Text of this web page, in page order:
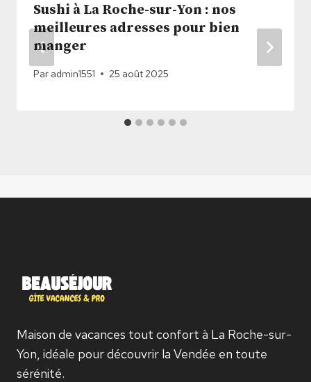
Sushi à La Roche-sur-Yon : nos
meilleures adresses pour bien
manger
Par admin1551 25 août 2025
Maison de vacances tout confort à La Roche-sur-
Yon, idéale pour découvrir la Vendée en toute
sérénité.